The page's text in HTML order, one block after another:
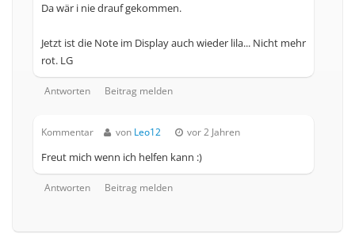
Da wär i nie drauf gekommen.
Jetzt ist die Note im Display auch wieder lila... Nicht mehr
rot. LG
Antworten Beitrag melden
Kommentar von Leo12 vor 2 Jahren
Freut mich wenn ich helfen kann :)
Antworten Beitrag melden